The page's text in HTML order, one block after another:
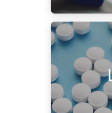
toepassingen
van zuurstof
kooldioxide